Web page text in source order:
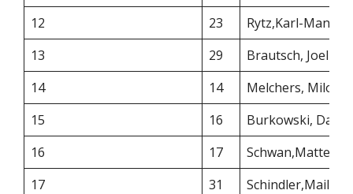
12
23
Rytz,Karl-Manik
13
29
Brautsch, Joel
14
14
Melchers, Milow
15
16
Burkowski, David
16
17
Schwan,Matteo
17
31
Schindler,Mailin